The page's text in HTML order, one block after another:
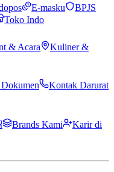
E-masku
BPJS
Toko Indo
& Acara
Kuliner &
Kontak Darurat
Brands Kami
Karir di